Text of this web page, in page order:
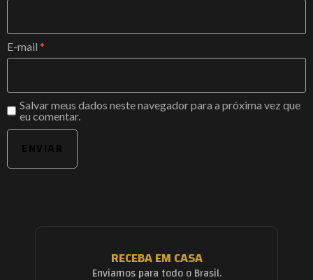
E-mail *
Salvar meus dados neste navegador para a próxima vez que
eu comentar.
RECEBA EM CASA
Enviamos para todo o Brasil.